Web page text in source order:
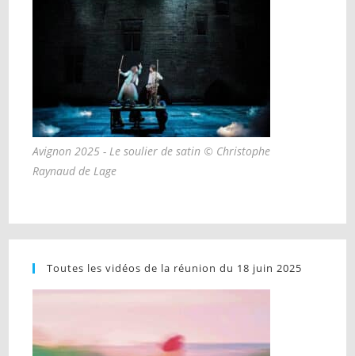
Avignon 2025 - Le soulier de satin © Christophe
Raynaud de Lage
Toutes les vidéos de la réunion du 18 juin 2025